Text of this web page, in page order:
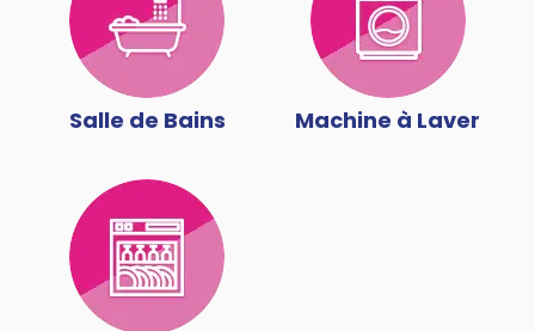
Salle de Bains Machine à Laver